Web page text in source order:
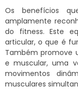
Os benefícios
amplamente
do fitness. Este
articular, o que é
Também promove
e muscular, uma
movimentos
musculares